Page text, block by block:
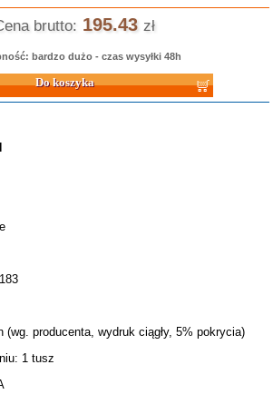
brutto: 195.43 zł
bardzo dużo - czas wysyłki 48h
(wg. producenta, wydruk ciągły, 5% pokrycia)
1 tusz